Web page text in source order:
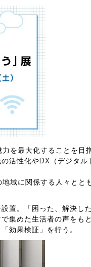
を最大化することを目
活性化やDX（デジタル
域に関係する人々とと
置。「困った、解決し
集めた生活者の声をも
効果検証」を行う。